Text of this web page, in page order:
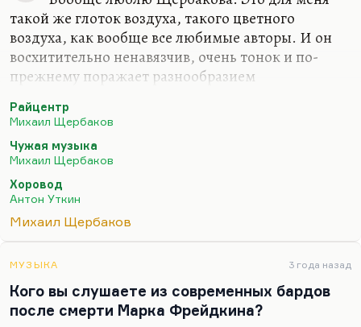
такой же глоток воздуха, такого цветного
воздуха, как вообще все любимые авторы. И он
восхитительно ненавязчив, очень тонок и по-
прежнему поражает разнообразием
последних дисках ничего принципиально нового
я не вижу. Это тот Щербаков, которого я люблю и
о котором я писал довольно много. Практически
все, что было о нем написано в нулевые годы, оно
сохраняет свою актуальность. Когда появится
манера, новая лексика, новая тематика, тогда об
это продолжение лучших щербаковских…
Райцентр
Михаил Щербаков
Чужая музыка
Михаил Щербаков
Хоровод
Антон Уткин
Михаил Щербаков
МУЗЫКА 3 года назад
Кого вы слушаете из современных бардов
после смерти Марка Фрейдкина?